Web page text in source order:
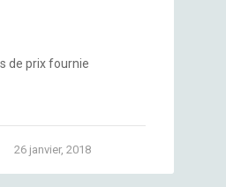
de prix fournie
26 janvier, 2018